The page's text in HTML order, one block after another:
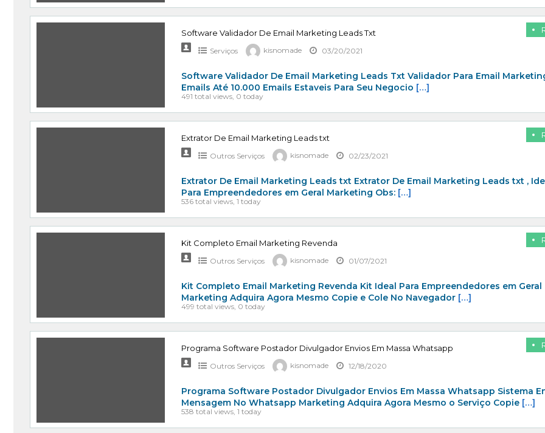
Software Validador De Email Marketing Leads Txt
Serviços kisnomade 03/20/2021
Software Validador De Email Marketing Leads Txt Validador Para Email
Emails Até 10.000 Emails Estaveis Para Seu Negocio […]
491 total views, 0 today
Extrator De Email Marketing Leads txt
Outros Serviços kisnomade 02/23/2021
Extrator De Email Marketing Leads txt Extrator De Email Marketing Leads txt ,
Para Empreendedores em Geral Marketing Obs: […]
536 total views, 1 today
Kit Completo Email Marketing Revenda
Outros Serviços kisnomade 01/07/2021
Kit Completo Email Marketing Revenda Kit Ideal Para Empreendedores em Geral
Marketing Adquira Agora Mesmo Copie e Cole No Navegador […]
499 total views, 0 today
Programa Software Postador Divulgador Envios Em Massa Whatsapp
Outros Serviços kisnomade 12/18/2020
Programa Software Postador Divulgador Envios Em Massa Whatsapp Sistema
Mensagem No Whatsapp Marketing Adquira Agora Mesmo o Serviço Copie […]
538 total views, 1 today